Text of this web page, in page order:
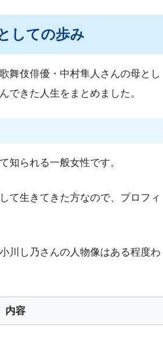
しての歩み
舞伎俳優・中村隼人さんの母とし
できた人生をまとめました。
知られる一般女性です。
て生きてきた方なので、プロフィ
川し乃さんの人物像はある程度わ
内容